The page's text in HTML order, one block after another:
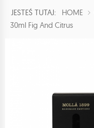
JESTEŚ TUTAJ: HOME
30ml Fig And Citrus